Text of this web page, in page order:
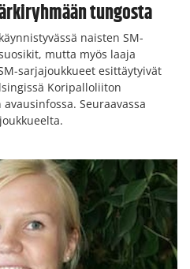
tungosta
naisten SM-
mutta myös laaja
sarjajoukkueet esittäytyivät
Koripalloliiton
Seuraavassa